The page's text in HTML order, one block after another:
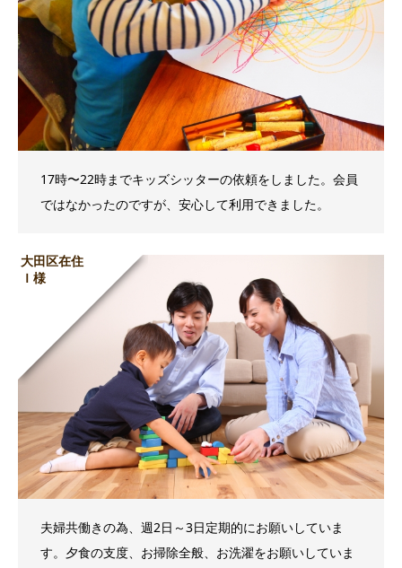
17時〜22時までキッズシッターの依頼をしました。会員
ではなかったのですが、安心して利用できました。
大田区在住
Ｉ様
夫婦共働きの為、週2日～3日定期的にお願いしていま
す。夕食の支度、お掃除全般、お洗濯をお願いしていま